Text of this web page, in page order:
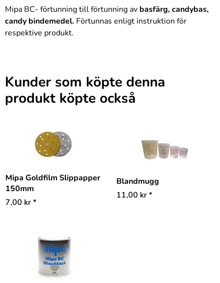
Mipa BC- förtunning till förtunning av basfärg, candybas,
candy bindemedel. Förtunnas enligt instruktion för
respektive produkt.
Kunder som köpte denna
produkt köpte också
Mipa Goldfilm Slippapper
150mm
7,00 kr*
Blandmugg
11,00 kr*